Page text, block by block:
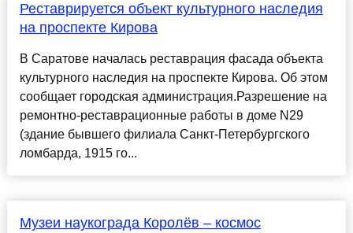
Реставрируется объект культурного наследия
на проспекте Кирова
В Саратове началась реставрация фасада объекта
культурного наследия на проспекте Кирова. Об этом
сообщает городская администрация.Разрешение на
ремонтно-реставрационные работы в доме N29
(здание бывшего филиала Санкт-Петербургского
ломбарда, 1915 го...
Музеи наукограда Королёв – космос